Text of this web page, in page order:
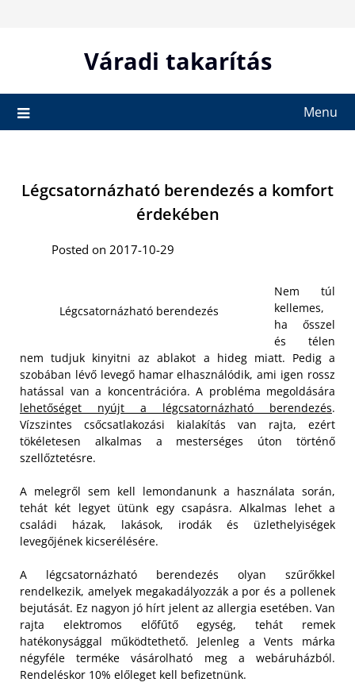
Váradi takarítás
Menu
Légcsatornázható berendezés a komfort
érdekében
Posted on 2017-10-29
Légcsatornázható berendezés
Nem túl
kellemes,
ha ősszel
és télen
nem tudjuk kinyitni az ablakot a hideg miatt. Pedig a
szobában lévő levegő hamar elhasználódik, ami igen rossz
hatással van a koncentrációra. A probléma megoldására
lehetőséget nyújt a légcsatornázható berendezés.
Vízszintes csőcsatlakozási kialakítás van rajta, ezért
tökéletesen alkalmas a mesterséges úton történő
szellőztetésre.
A melegről sem kell lemondanunk a használata során,
tehát két legyet ütünk egy csapásra. Alkalmas lehet a
családi házak, lakások, irodák és üzlethelyiségek
levegőjének kicserélésére.
A légcsatornázható berendezés olyan szűrőkkel
rendelkezik, amelyek megakadályozzák a por és a pollenek
bejutását. Ez nagyon jó hírt jelent az allergia esetében. Van
rajta elektromos előfűtő egység, tehát remek
hatékonysággal működtethető. Jelenleg a Vents márka
négyféle terméke vásárolható meg a webáruházból.
Rendeléskor 10% előleget kell befizetnünk.